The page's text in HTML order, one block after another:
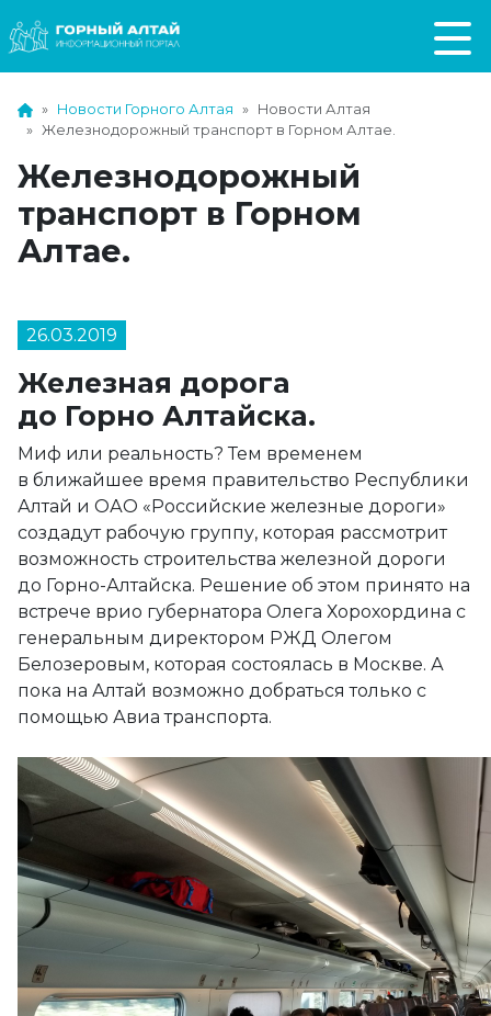
Новости Горного Алтая
Новости Алтая
Железнодорожный транспорт в Горном Алтае.
Железнодорожный
транспорт в Горном
Алтае.
26.03.2019
Железная дорога
до Горно Алтайска.
Миф или реальность? Тем временем
в ближайшее время правительство Республики
Алтай и ОАО «Российские железные дороги»
создадут рабочую группу, которая рассмотрит
возможность строительства железной дороги
до Горно-Алтайска. Решение об этом принято на
встрече врио губернатора Олега Хорохордина с
генеральным директором РЖД Олегом
Белозеровым, которая состоялась в Москве. А
пока на Алтай возможно добраться только с
помощью Авиа транспорта.